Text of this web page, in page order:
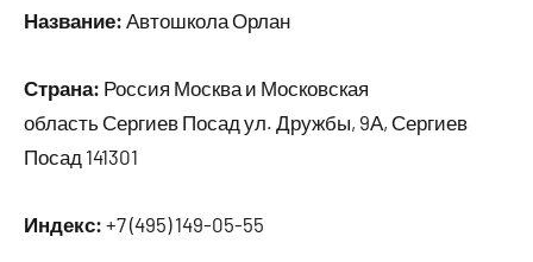
Название: Автошкола Орлан
Страна: Россия Москва и Московская
область Сергиев Посад ул. Дружбы, 9А, Сергиев
Посад 141301
Индекс: +7 (495) 149-05-55